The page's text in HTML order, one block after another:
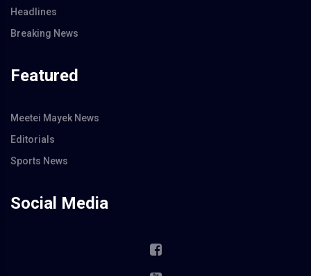
Headlines
Breaking News
Featured
Meetei Mayek News
Editorials
Sports News
Social Media